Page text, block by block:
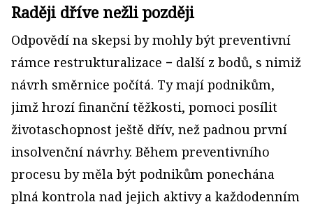
Raději dříve nežli později
Odpovědí na skepsi by mohly být preventivní
rámce restrukturalizace − další z bodů, s nimiž
návrh směrnice počítá. Ty mají podnikům,
jimž hrozí finanční těžkosti, pomoci posílit
životaschopnost ještě dřív, než padnou první
insolvenční návrhy. Během preventivního
procesu by měla být podnikům ponechána
plná kontrola nad jejich aktivy a každodenním